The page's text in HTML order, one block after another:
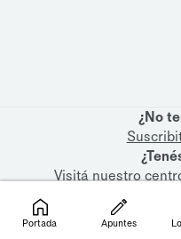
¿No
Visitá nuestro
Portada Apuntes